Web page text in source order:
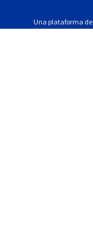
Una plataforma de